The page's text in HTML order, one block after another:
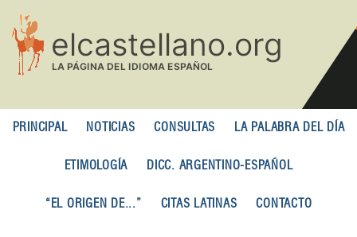
contenido
principal
PRINCIPAL NOTICIAS CONSULTAS LA PALABRA DEL DÍA
ETIMOLOGÍA DICC. ARGENTINO-ESPAÑOL
“EL ORIGEN DE...” CITAS LATINAS CONTACTO